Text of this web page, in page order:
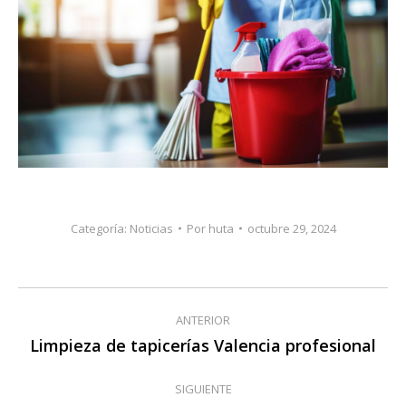
Categoría: Noticias Por huta octubre 29, 2024
Navegación
entre
publicaciones
ANTERIOR
Publicación
Limpieza de tapicerías Valencia profesional
SIGUIENTE